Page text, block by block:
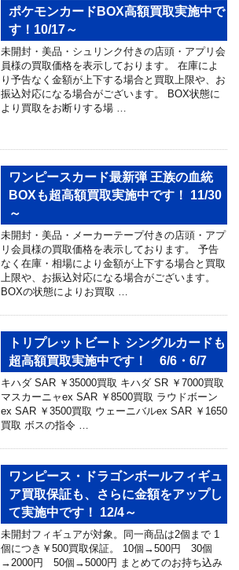
ポケモンカードBOX高額買取実施中で
す！10/17～
未開封・美品・シュリンク付きの店頭・アプリ会
員様の買取価格を表示しております。 在庫によ
り予告なく金額が上下する場合と買取上限や、お
振込対応になる場合がございます。 BOX状態に
より買取をお断りする場 …
ワンピースカード最新弾 王族の血統
BOXも超高額買取実施中です！ 11/30
～
未開封・美品・メーカーテープ付きの店頭・アプ
リ会員様の買取価格を表示しております。 予告
なく在庫・相場により金額が上下する場合と買取
上限や、お振込対応になる場合がございます。
BOXの状態によりお買取 …
トリプレットビート シングルカードも
超高額買取実施中です！ 6/6・6/7
キハダ SAR ￥35000買取 キハダ SR ￥7000買取
マスカーニャex SAR ￥8500買取 ラウドボーン
ex SAR ￥3500買取 ウェーニバルex SAR ￥1650
買取 ボスの指令 …
ワンピース・ドラゴンボールフィギュ
ア買取保証も、さらに金額をアップし
て実施中です！ 12/4～
未開封フィギュアが対象。同一商品は2個まで 1
個につき￥500買取保証。 10個→500円 30個
→2000円 50個→5000円 まとめてのお持ち込み